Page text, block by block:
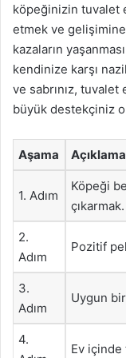
köpeğinizin tuvalet
etmek ve
kazaların
kendinize karşı
ve sabrınız, tuvalet
büyük destekçiniz
Aşama Açıklama
1. Adım
Köpeği
çıkarmak.
2.
Adım
Pozitif
3.
Adım
Uygun
4.
Ev içinde